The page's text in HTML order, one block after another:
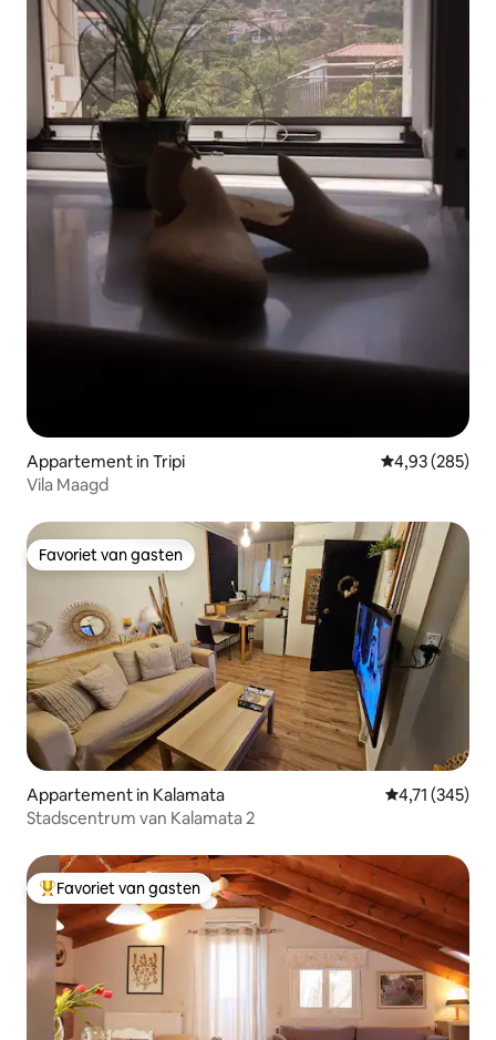
Appartement in Tripi Gemiddelde
4,93 (285)
Vila Maagd
Favoriet van gasten
Favoriet van gasten
Appartement in Kalamata Gemiddelde
4,71 (345)
Stadscentrum van Kalamata 2
Topfavoriet van gasten
Favoriet van gasten